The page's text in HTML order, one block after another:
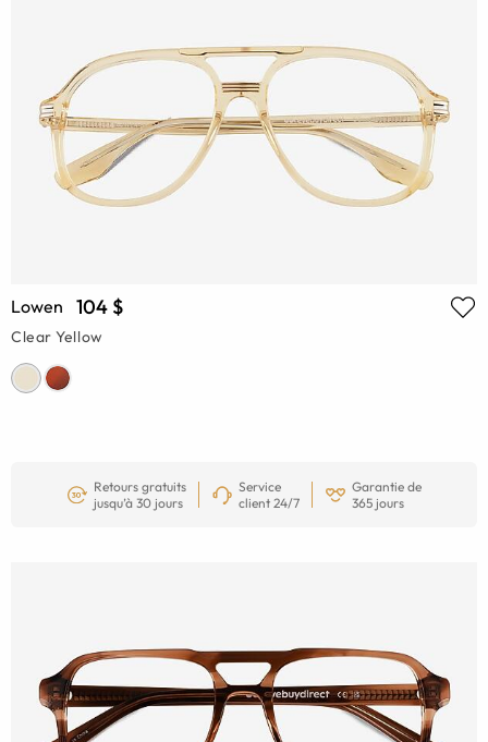
Lowen 104 $
Clear Yellow
Retours gratuits
jusqu’à 30 jours
Service
client 24/7
Garantie de
365 jours